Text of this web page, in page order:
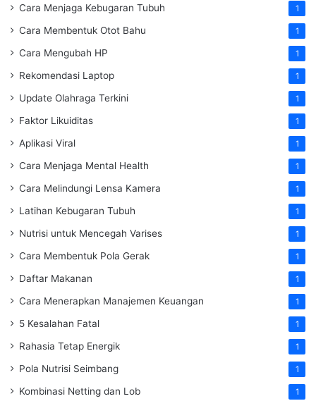
Cara Menjaga Kebugaran Tubuh 1
Cara Membentuk Otot Bahu 1
Cara Mengubah HP 1
Rekomendasi Laptop 1
Update Olahraga Terkini 1
Faktor Likuiditas 1
Aplikasi Viral 1
Cara Menjaga Mental Health 1
Cara Melindungi Lensa Kamera 1
Latihan Kebugaran Tubuh 1
Nutrisi untuk Mencegah Varises 1
Cara Membentuk Pola Gerak 1
Daftar Makanan 1
Cara Menerapkan Manajemen Keuangan 1
5 Kesalahan Fatal 1
Rahasia Tetap Energik 1
Pola Nutrisi Seimbang 1
Kombinasi Netting dan Lob 1